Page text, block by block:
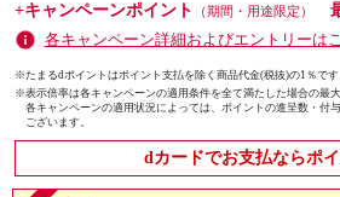
+キャンペーンポイント
（期間・用途限定）
各キャンペーン詳細およびエントリーは
※たまるdポイントはポイント支払を除く商品代金(税抜)の1％です
※表示倍率は各キャンペーンの適用条件を全て満たした場合の最大
各キャンペーンの適用状況によっては、ポイントの進呈数・付
ございます。
dカードでお支払ならポ